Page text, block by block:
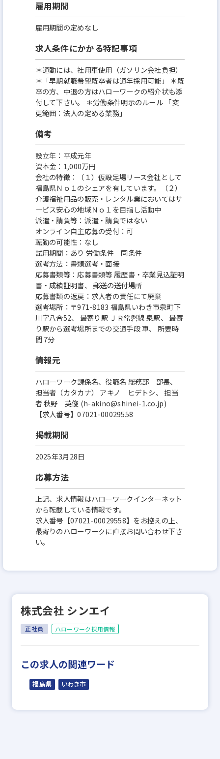
雇用期間
雇用期間の定めなし
求人条件にかかる特記事項
＊通勤には、社用車使用（ガソリン会社負担）
＊「早期就職希望既卒者は通年採用可能」 ＊既
卒の方、中退の方はハローワークの紹介状も添
付して下さい。 ＊労働条件明示のルール 「変
更範囲：法人の定める業務」
備考
設立年：平成元年
資本金：1,000万円
会社の特徴：（１）仮設足場リース会社として
福島県Ｎｏ１のシェアを有しています。（２）
介護福祉用品の販売・レンタル業においてはサ
ービス安心の地域Ｎｏ１を目指し活動中
派遣・請負等：派遣・請負ではない
オンライン自主応募の受付：可
転勤の可能性：なし
試用期間：あり 労働条件 同条件
選考方法：書類選考・面接
応募書類等：応募書類等 履歴書・卒業見込証明
書・成績証明書、 郵送の送付場所
応募書類の返戻：求人者の責任にて廃棄
選考場所：〒971-8183 福島県いわき市泉町下
川字八合52、 最寄り駅 ＪＲ常磐線 泉駅、 最寄
り駅から選考場所までの交通手段 車、 所要時
間 7分
情報元
ハローワーク課係名、役職名 総務部 部長、
担当者（カタカナ） アキノ ヒデトシ、 担当
者 秋野 英俊 (h-akino@shinei-1.co.jp)
【求人番号】07021-00029558
掲載期間
2025年3月28日
応募方法
上記、求人情報はハローワークインターネット
から転載している情報です。
求人番号【07021-00029558】をお控えの上、
最寄りのハローワークに直接お問い合わせ下さ
い。
株式会社 シンエイ
正社員 ハローワーク採用情報
この求人の関連ワード
福島県 いわき市